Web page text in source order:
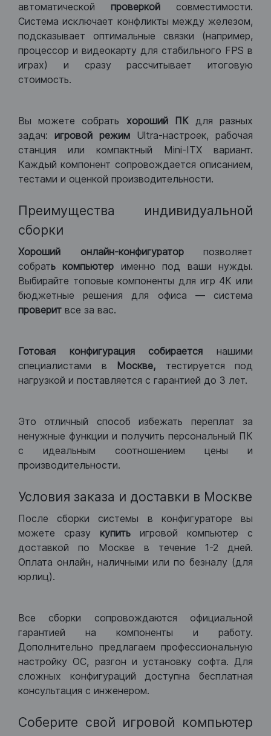
автоматической проверкой совместимости.
Система исключает конфликты между железом,
подсказывает оптимальные связки (например,
процессор и видеокарту для стабильного FPS в
играх) и сразу рассчитывает итоговую
стоимость.
Вы можете собрать хороший ПКдля разных
задач: игровой режим Ultra-настроек, рабочая
станция или компактный Mini-ITX вариант.
Каждый компонент сопровождается описанием,
тестами и оценкой производительности.
Преимущества индивидуальной
сборки
Хороший онлайн-конфигураторпозволяет
собрать компьютер именно под ваши нужды.
Выбирайте топовые компоненты для игр 4К или
бюджетные решения для офиса — система
проверит все за вас.
Готовая конфигурация собираетсянашими
специалистами в Москве, тестируется под
нагрузкой и поставляется с гарантией до 3 лет.
Это отличный способ избежать переплат за
ненужные функции и получить персональный ПК
с идеальным соотношением цены и
производительности.
Условия заказа и доставки в Москве
После сборки системы в конфигураторе вы
можете сразу купить игровой компьютер с
доставкой по Москве в течение 1-2 дней.
Оплата онлайн, наличными или по безналу (для
юрлиц).
Все сборки сопровождаются официальной
гарантией на компоненты и работу.
Дополнительно предлагаем профессиональную
настройку ОС, разгон и установку софта. Для
сложных конфигураций доступна бесплатная
консультация с инженером.
Соберите свой игровой компьютер